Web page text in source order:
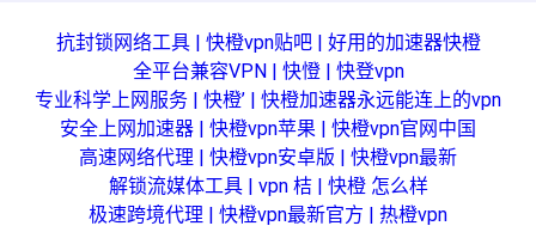
抗封锁网络工具 | 快橙vpn贴吧 | 好用的加速器快橙
全平台兼容VPN | 快憕 | 快登vpn
专业科学上网服务 | 快橙’ | 快橙加速器永远能连上的vpn
安全上网加速器 | 快橙vpn苹果 | 快橙vpn官网中国
高速网络代理 | 快橙vpn安卓版 | 快橙vpn最新
解锁流媒体工具 | vpn 桔 | 快橙 怎么样
极速跨境代理 | 快橙vpn最新官方 | 热橙vpn